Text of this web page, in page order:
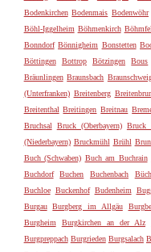
Bodenkirchen Bodenmais Bodenwöhr
Böhl-Iggelheim Böhmenkirch
Bonndorf Bönnigheim Bonstetten
Böttingen
Bottrop Bötzingen Bous
Bräunlingen Braunsbach
(Unterfranken) Breitenberg
Breitenthal Breitingen Breitnau
Bruchsal
Bruck (Oberbayern) Bruck
(Niederbayern) Bruckmühl Brühl
Buch (Schwaben) Buch am Buchrain
Buchdorf
Buchen Buchenbach
Buchloe Buckenhof Budenheim
Burgau
Burgberg im Allgäu
Burgheim
Burgkirchen an der Alz
Burgpreppach Burgrieden Burgsalach